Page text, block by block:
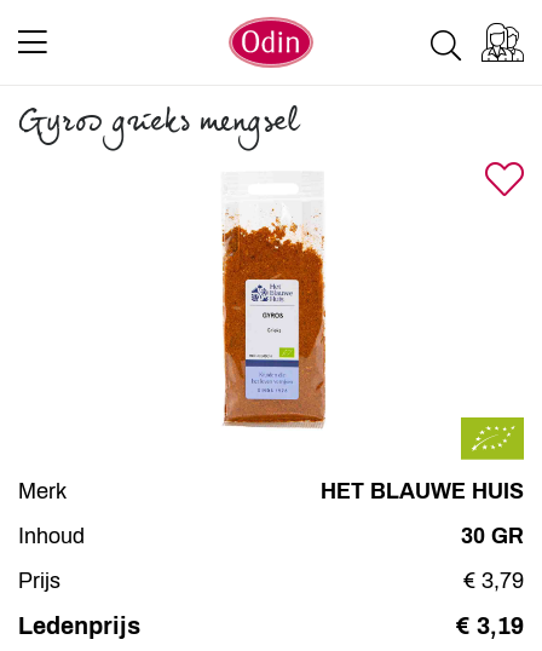
Gyros grieks mengsel
Merk
HET BLAUWE HUIS
Inhoud
30 GR
Prijs
€ 3,79
Ledenprijs € 3,19